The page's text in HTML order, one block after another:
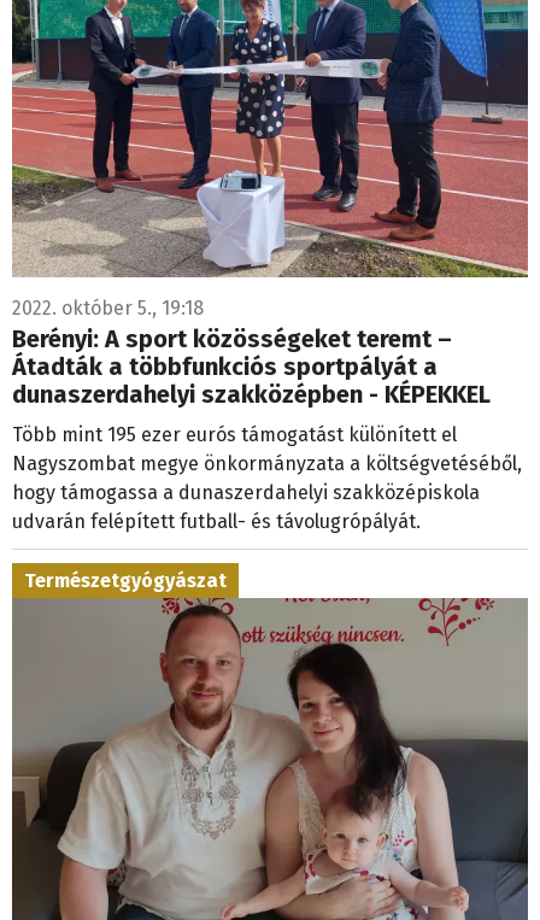
2022. október 5., 19:18
Berényi: A sport közösségeket teremt –
Átadták a többfunkciós sportpályát a
dunaszerdahelyi szakközépben - KÉPEKKEL
Több mint 195 ezer eurós támogatást különített el
Nagyszombat megye önkormányzata a költségvetéséből,
hogy támogassa a dunaszerdahelyi szakközépiskola
udvarán felépített futball- és távolugrópályát.
Természetgyógyászat